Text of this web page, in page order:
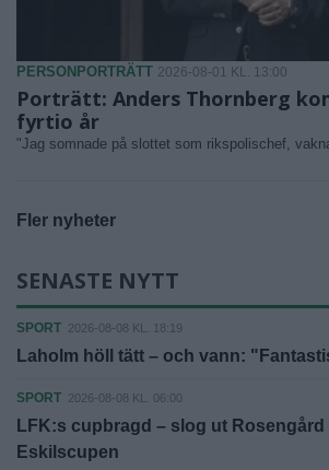
PERSONPORTRÄTT 2026-08-01 KL. 13:00
Porträtt: Anders Thornberg
fyrtio år
"Jag somnade på slottet som rikspolischef,
Fler nyheter
SENASTE NYTT
SPORT 2026-08-08 KL. 18:19
Laholm höll tätt – och vann:
SPORT 2026-08-08 KL. 06:00
LFK:s cupbragd – slog ut
Eskilscupen